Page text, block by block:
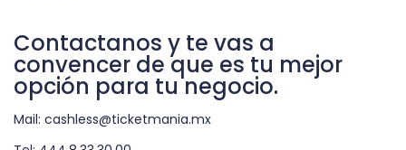
Contactanos y te vas a
convencer de que es tu mejor
opción para tu negocio.
Mail: cashless@ticketmania.mx